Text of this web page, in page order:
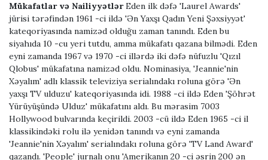
Mükafatlar və NailiyyətlərEden ilk dəfə 'Laurel Awards'
jürisi tərəfindən 1961 -ci ildə 'Ən Yaxşı Qadın Yeni Şəxsiyyət'
kateqoriyasında namizəd olduğu zaman tanındı. Eden bu
siyahıda 10 -cu yeri tutdu, amma mükafatı qazana bilmədi. Eden
eyni zamanda 1967 və 1970 -ci illərdə iki dəfə nüfuzlu 'Qızıl
Qlobus' mükafatına namizəd oldu. Nominasiya, 'Jeannie'nin
Xəyalım' adlı klassik televiziya serialındakı roluna görə 'Ən
yaxşı TV ulduzu' kateqoriyasında idi. 1988 -ci ildə Eden 'Şöhrət
Yürüyüşündə Ulduz' mükafatını aldı. Bu mərasim 7003
Hollywood bulvarında keçirildi. 2003 -cü ildə Eden 1965 -ci il
klassikindəki rolu ilə yenidən tanındı və eyni zamanda
'Jeannie'nin Xəyalım' serialındakı roluna görə 'TV Land Award'
qazandı. 'People' jurnalı onu 'Amerikanın 20 -ci əsrin 200 ən